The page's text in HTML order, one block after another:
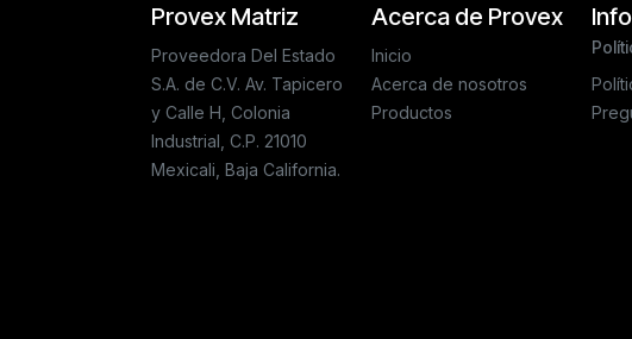
Acerca de Provex
Inicio
Acerca de nosotros
Productos
Provex Matriz
Proveedora Del Estado
S.A. de C.V. Av. Tapicero
y Calle H, Colonia
Industrial, C.P. 21010
Mexicali, Baja California.